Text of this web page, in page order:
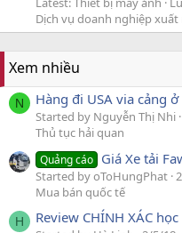
Dịch vụ doanh nghiệp
Xem nhiều
N Hàng đi USA via cảng
Started by Nguyễn Thị Nhi
Thủ tục hải quan
Quảng cáo Giá Xe tải
Started by oToHungPhat
Mua bán quốc tế
H Review CHÍNH XÁC